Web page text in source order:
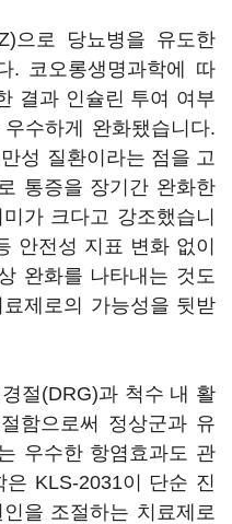
으로 당뇨병을 유도한
. 코오롱생명과학에 따
결과 인슐린 투여 여부
수하게 완화됐습니다.
성 질환이라는 점을 고
통증을 장기간 완화한
가 크다고 강조했습니
안전성 지표 변화 없이
완화를 나타내는 것도
제로의 가능성을 뒷받
절(DRG)과 척수 내 활
함으로써 정상군과 유
우수한 항염효과도 관
은 KLS-2031이 단순 진
을 조절하는 치료제로